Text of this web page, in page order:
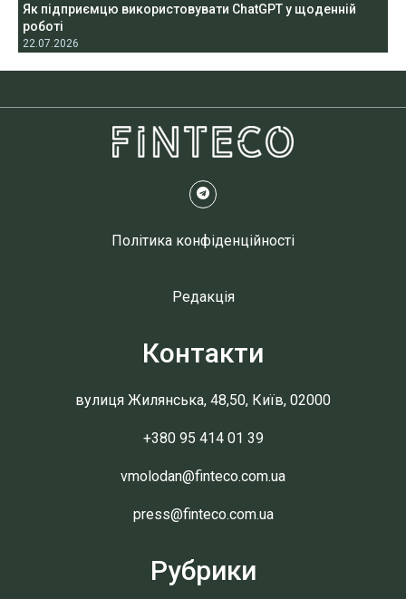
Як підприємцю використовувати ChatGPT у щоденній
роботі
22.07.2026
Політика конфіденційності
Редакція
Контакти
вулиця Жилянська, 48,50, Київ, 02000
+380 95 414 01 39
vmolodan@finteco.com.ua
press@finteco.com.ua
Рубрики